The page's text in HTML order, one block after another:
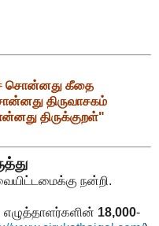
சொன்னது கீதை
திருவாசகம்
திருக்குறள்"
நன்றி.
எழுத்தாளர்களின் 18,000-